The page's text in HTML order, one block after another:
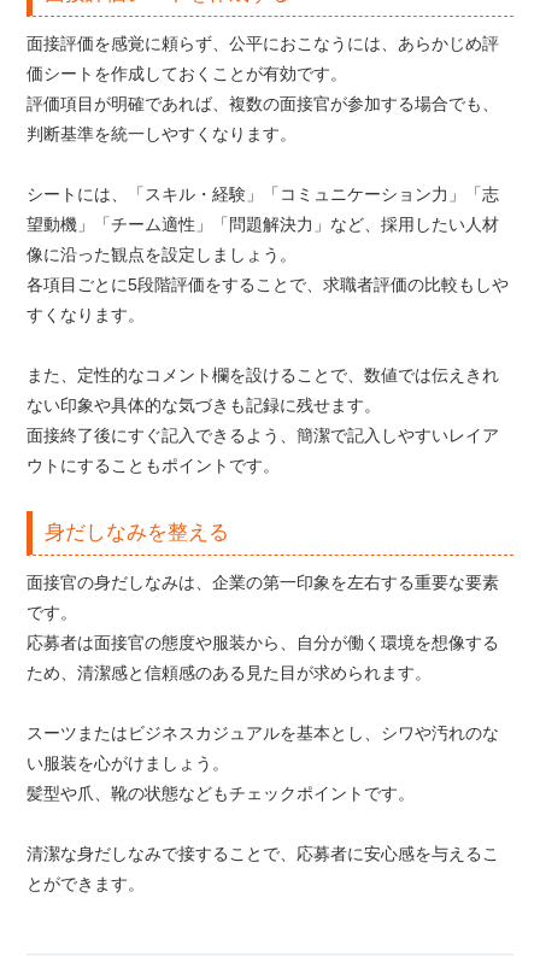
面接評価を感覚に頼らず、公平におこなうには、あらかじめ評
価シートを作成しておくことが有効です。
評価項目が明確であれば、複数の面接官が参加する場合でも、
判断基準を統一しやすくなります。
シートには、「スキル・経験」「コミュニケーション力」「志
望動機」「チーム適性」「問題解決力」など、採用したい人材
像に沿った観点を設定しましょう。
各項目ごとに5段階評価をすることで、求職者評価の比較もしや
すくなります。
また、定性的なコメント欄を設けることで、数値では伝えきれ
ない印象や具体的な気づきも記録に残せます。
面接終了後にすぐ記入できるよう、簡潔で記入しやすいレイア
ウトにすることもポイントです。
身だしなみを整える
面接官の身だしなみは、企業の第一印象を左右する重要な要素
です。
応募者は面接官の態度や服装から、自分が働く環境を想像する
ため、清潔感と信頼感のある見た目が求められます。
スーツまたはビジネスカジュアルを基本とし、シワや汚れのな
い服装を心がけましょう。
髪型や爪、靴の状態などもチェックポイントです。
清潔な身だしなみで接することで、応募者に安心感を与えるこ
とができます。